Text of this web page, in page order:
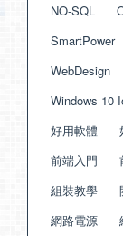
NO-SQL
SmartPower
WebDesign
Windows 10
好用軟體
前端入門
組裝教學
網路電源